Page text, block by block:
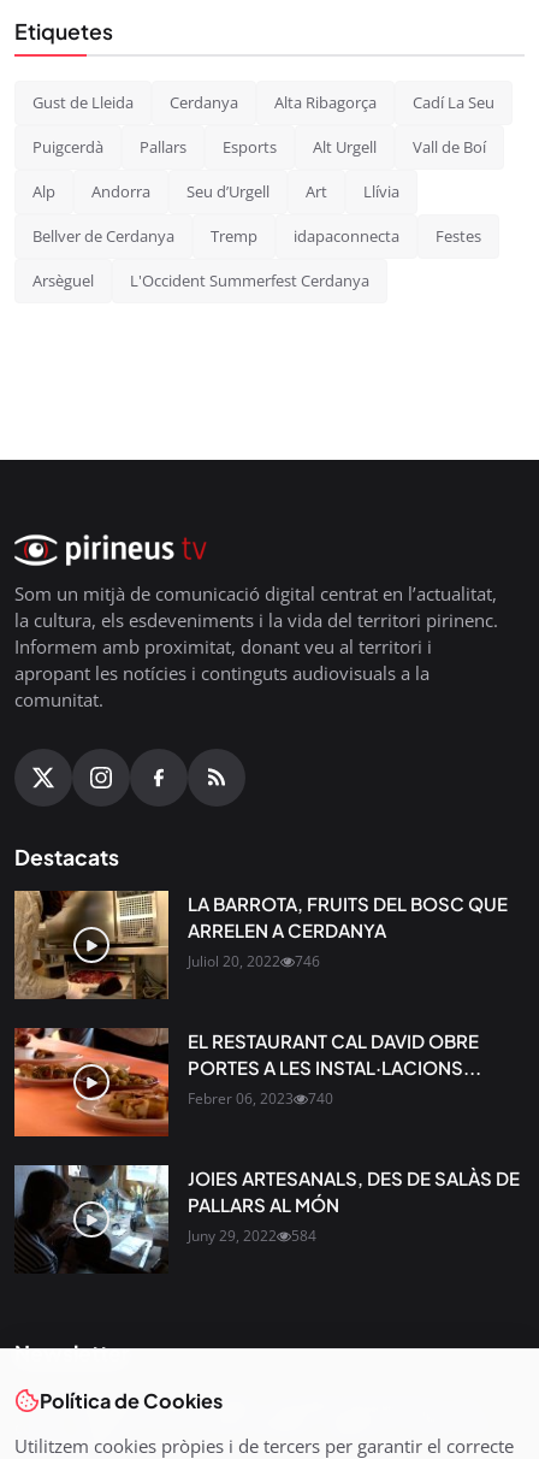
Etiquetes
Gust de Lleida Cerdanya Alta Ribagorça Cadí La Seu
Puigcerdà Pallars Esports Alt Urgell Vall de Boí
Alp Andorra Seu d’Urgell Art Llívia
Bellver de Cerdanya Tremp idapaconnecta Festes
Arsèguel L'Occident Summerfest Cerdanya
Som un mitjà de comunicació digital centrat en l’actualitat,
la cultura, els esdeveniments i la vida del territori pirinenc.
Informem amb proximitat, donant veu al territori i
apropant les notícies i continguts audiovisuals a la
comunitat.
Destacats
LA BARROTA, FRUITS DEL BOSC QUE
ARRELEN A CERDANYA
Juliol 20, 2022 746
EL RESTAURANT CAL DAVID OBRE
PORTES A LES INSTAL·LACIONS...
Febrer 06, 2023 740
JOIES ARTESANALS, DES DE SALÀS DE
PALLARS AL MÓN
Juny 29, 2022 584
Newsletter
Tota l’actualitat, seleccionada i enviada directament al teu
que importa.
Política de Cookies
Utilitzem cookies pròpies i de tercers per garantir el correcte